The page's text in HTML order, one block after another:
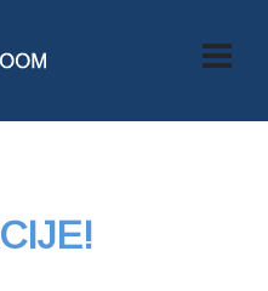
> MICROSOFT AKCIJE!